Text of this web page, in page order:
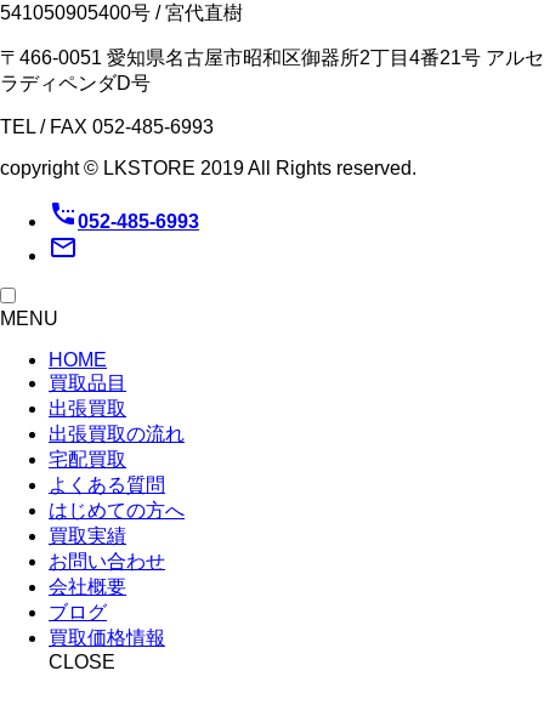
541050905400号 / 宮代直樹
〒466-0051 愛知県名古屋市昭和区御器所2丁目4番21号 アルセ
ラディペンダD号
TEL / FAX 052-485-6993
copyright © LKSTORE 2019 All Rights reserved.
settings_phone052-485-6993
mail_outline
MENU
HOME
買取品目
出張買取
出張買取の流れ
宅配買取
よくある質問
はじめての方へ
買取実績
お問い合わせ
会社概要
ブログ
買取価格情報
CLOSE